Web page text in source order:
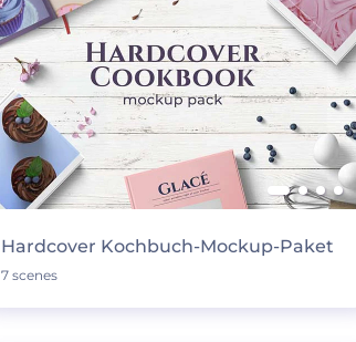
Hardcover Kochbuch-Mockup-Paket
7 scenes